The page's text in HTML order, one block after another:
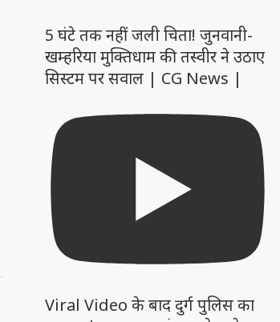
5 घंटे तक नहीं जली चिता! जुनवानी-
खम्हरिया मुक्तिधाम की तस्वीर ने उठाए
सिस्टम पर सवाल | CG News |
Viral Video के बाद दुर्ग पुलिस का